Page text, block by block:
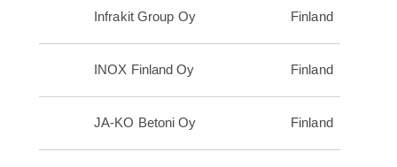
Infrakit Group Oy Finland
INOX Finland Oy Finland
JA-KO Betoni Oy Finland